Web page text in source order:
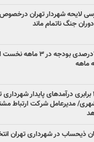
لایحه شهردار تهران
جنگ ناتمام ماند
تحقق ۱۱۵درصدی بودجه
ماهه
افزایش ۱۰ برابری درآمدهای پایدار
مدیرعامل شرکت ارتباط
ذیحساب در شهرداری تهران